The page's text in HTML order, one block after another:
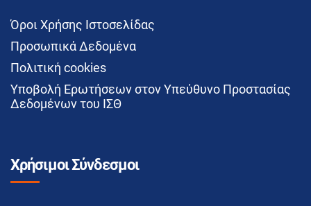
Όροι Χρήσης Ιστοσελίδας
Προσωπικά Δεδομένα
Πολιτική cookies
Υποβολή Ερωτήσεων στον Υπεύθυνο Προστασίας
Δεδομένων του ΙΣΘ
Χρήσιμοι Σύνδεσμοι